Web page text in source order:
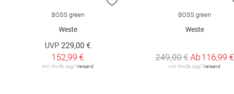
BOSS green
Weste
UVP 229,00 €
152,99 €
inkl. MwSt. zzgl.Versand
BOSS green
Weste
249,00 € Ab116,99 €
inkl. MwSt. zzgl.Versand